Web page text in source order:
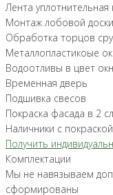
Лента
Монтаж лобовой доски
Обработка торцов
Металлопластикоые
Водоотливы в цвет
Временная дверь
Подшивка свесов
Покраска фасада в 2
Наличники с покраской
Получить
Комплектации
Мы не навязываем
сформированы